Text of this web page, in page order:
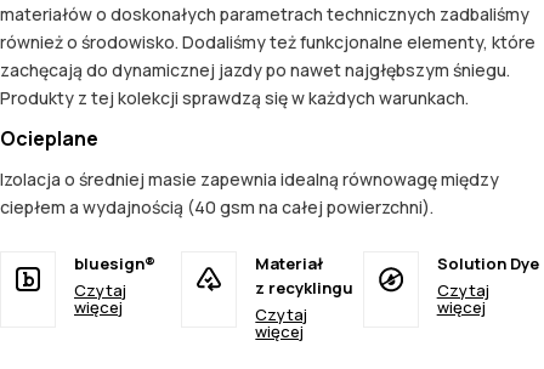
materiałów o doskonałych parametrach technicznych zadbaliśmy
również o środowisko. Dodaliśmy też funkcjonalne elementy, które
zachęcają do dynamicznej jazdy po nawet najgłębszym śniegu.
Produkty z tej kolekcji sprawdzą się w każdych warunkach.
Ocieplane
Izolacja o średniej masie zapewnia idealną równowagę między
ciepłem a wydajnością (40 gsm na całej powierzchni).
bluesign®
Czytaj
więcej
Materiał
z recyklingu
Czytaj
więcej
Solution Dye
Czytaj
więcej